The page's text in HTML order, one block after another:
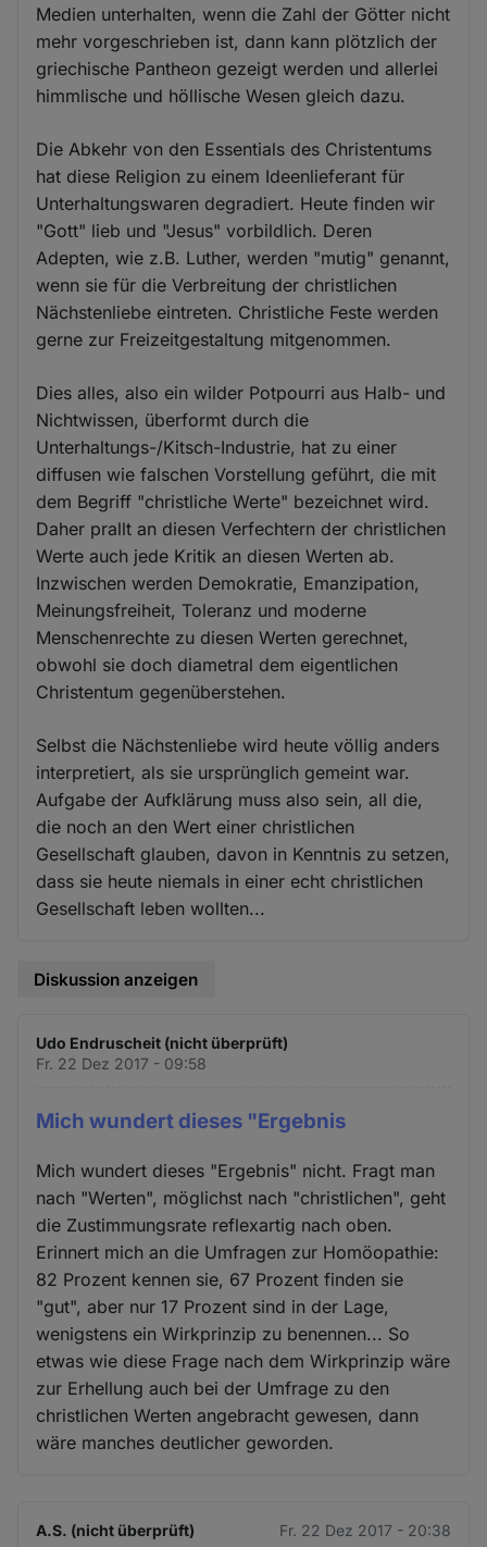
Medien unterhalten, wenn die Zahl der Götter nicht
mehr vorgeschrieben ist, dann kann plötzlich der
griechische Pantheon gezeigt werden und allerlei
himmlische und höllische Wesen gleich dazu.
Die Abkehr von den Essentials des Christentums
hat diese Religion zu einem Ideenlieferant für
Unterhaltungswaren degradiert. Heute finden wir
"Gott" lieb und "Jesus" vorbildlich. Deren
Adepten, wie z.B. Luther, werden "mutig" genannt,
wenn sie für die Verbreitung der christlichen
Nächstenliebe eintreten. Christliche Feste werden
gerne zur Freizeitgestaltung mitgenommen.
Dies alles, also ein wilder Potpourri aus Halb- und
Nichtwissen, überformt durch die
Unterhaltungs-/Kitsch-Industrie, hat zu einer
diffusen wie falschen Vorstellung geführt, die mit
dem Begriff "christliche Werte" bezeichnet wird.
Daher prallt an diesen Verfechtern der christlichen
Werte auch jede Kritik an diesen Werten ab.
Inzwischen werden Demokratie, Emanzipation,
Meinungsfreiheit, Toleranz und moderne
Menschenrechte zu diesen Werten gerechnet,
obwohl sie doch diametral dem eigentlichen
Christentum gegenüberstehen.
Selbst die Nächstenliebe wird heute völlig anders
interpretiert, als sie ursprünglich gemeint war.
Aufgabe der Aufklärung muss also sein, all die,
die noch an den Wert einer christlichen
Gesellschaft glauben, davon in Kenntnis zu setzen,
dass sie heute niemals in einer echt christlichen
Gesellschaft leben wollten...
Diskussion anzeigen
Udo Endruscheit (nicht überprüft)
Fr. 22 Dez 2017 - 09:58
Mich wundert dieses "Ergebnis
Mich wundert dieses "Ergebnis" nicht. Fragt man
nach "Werten", möglichst nach "christlichen", geht
die Zustimmungsrate reflexartig nach oben.
Erinnert mich an die Umfragen zur Homöopathie:
82 Prozent kennen sie, 67 Prozent finden sie
"gut", aber nur 17 Prozent sind in der Lage,
wenigstens ein Wirkprinzip zu benennen... So
etwas wie diese Frage nach dem Wirkprinzip wäre
zur Erhellung auch bei der Umfrage zu den
christlichen Werten angebracht gewesen, dann
wäre manches deutlicher geworden.
A.S. (nicht überprüft) Fr. 22 Dez 2017 - 20:38